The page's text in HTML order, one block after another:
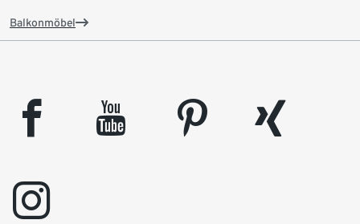
Balkonmöbel
facebook youtube pinterest
xing
instagram